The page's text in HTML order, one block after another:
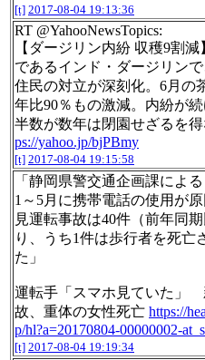
[t] 2017-08-04 19:13:36
RT @YahooNewsTopics:
【ダージリン内紛 収穫9割
であるインド・ダージリン
住民の対立が深刻化。6月の
年比90％もの激減。内紛が
半数が数年は閉園せざるを得
ps://yahoo.jp/bjPBmy
[t] 2017-08-04 19:15:58
「静岡県警交通企画課によ
1～5月に携帯電話の使用が
見運転事故は40件（前年同
り、うち1件は歩行者を死亡
た」
運転手「スマホ見ていた」
故、重体の女性死亡 https://
p/hl?a=20170804-00000002-
[t] 2017-08-04 19:19:34